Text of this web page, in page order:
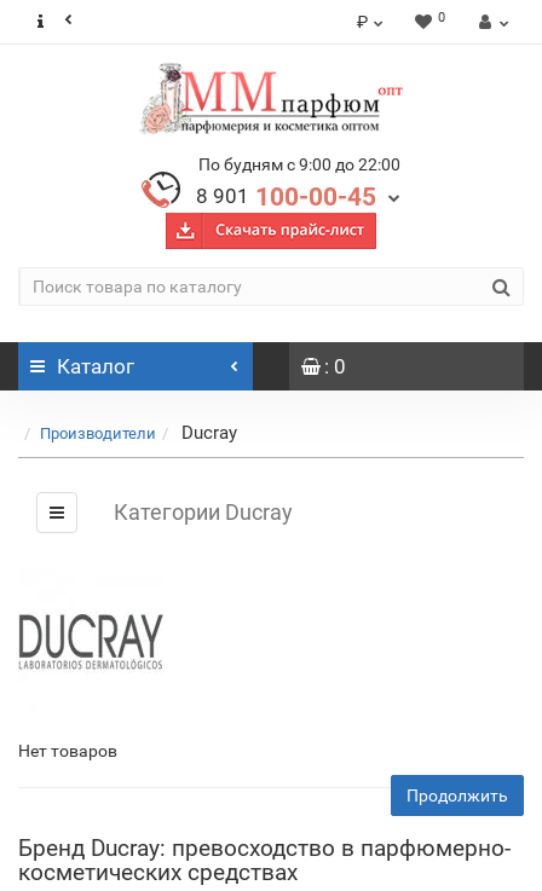
₽ 0
По будням с 9:00 до 22:00
8 901 100-00-45
Каталог : 0
Производители Ducray
Категории Ducray
Нет товаров
Продолжить
Бренд Ducray: превосходство в парфюмерно-
косметических средствах